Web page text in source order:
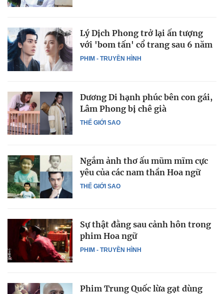
PHIM - TRUYỀN HÌNH
Lý Dịch Phong trở lại ấn tượng
với 'bom tấn' cổ trang sau 6 năm
THẾ GIỚI SAO
Dương Di hạnh phúc bên con gái,
Lâm Phong bị chê già
THẾ GIỚI SAO
Ngắm ảnh thơ ấu mũm mĩm cực
yêu của các nam thần Hoa ngữ
PHIM - TRUYỀN HÌNH
Sự thật đằng sau cảnh hôn trong
phim Hoa ngữ
Phim Trung Quốc lừa gạt dùng